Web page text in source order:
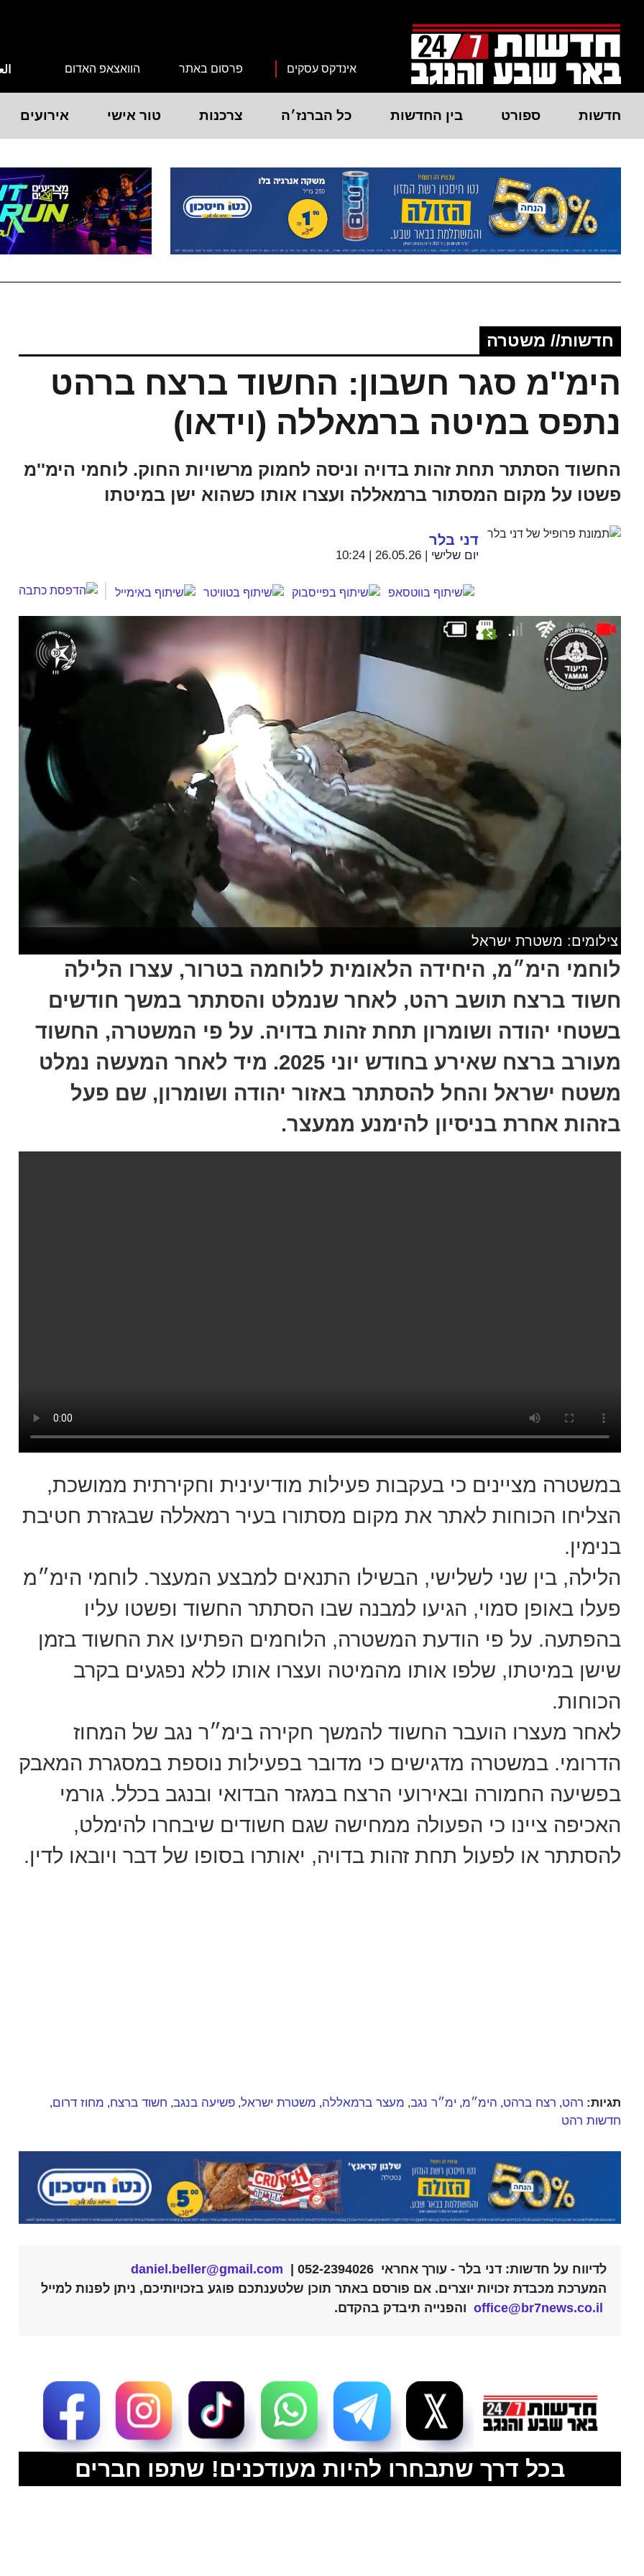
אינדקס עסקים פרסום באתר הוואצאפ האדום
חדשות ספורט בין החדשות כל הברנז׳ה צרכנות טור אישי אירועים
חדשות// משטרה
הימ''מ סגר חשבון: החשוד ברצח ברהט
נתפס במיטה ברמאללה (וידאו)
החשוד הסתתר תחת זהות בדויה וניסה לחמוק מרשויות החוק. לוחמי הימ''מ
פשטו על מקום המסתור ברמאללה ועצרו אותו כשהוא ישן במיטתו
דני בלר
יום שלישי | 26.05.26 | 10:24
צילומים: משטרת ישראל
לוחמי הימ״מ, היחידה הלאומית ללוחמה בטרור, עצרו הלילה
חשוד ברצח תושב רהט, לאחר שנמלט והסתתר במשך חודשים
בשטחי יהודה ושומרון תחת זהות בדויה. על פי המשטרה, החשוד
מעורב ברצח שאירע בחודש יוני 2025. מיד לאחר המעשה נמלט
משטח ישראל והחל להסתתר באזור יהודה ושומרון, שם פעל
בזהות אחרת בניסיון להימנע ממעצר.
במשטרה מציינים כי בעקבות פעילות מודיעינית וחקירתית ממושכת,
הצליחו הכוחות לאתר את מקום מסתורו בעיר רמאללה שבגזרת חטיבת
בנימין.
הלילה, בין שני לשלישי, הבשילו התנאים למבצע המעצר. לוחמי הימ״מ
פעלו באופן סמוי, הגיעו למבנה שבו הסתתר החשוד ופשטו עליו
בהפתעה. על פי הודעת המשטרה, הלוחמים הפתיעו את החשוד בזמן
שישן במיטתו, שלפו אותו מהמיטה ועצרו אותו ללא נפגעים בקרב
הכוחות.
לאחר מעצרו הועבר החשוד להמשך חקירה בימ״ר נגב של המחוז
הדרומי. במשטרה מדגישים כי מדובר בפעילות נוספת במסגרת המאבק
בפשיעה החמורה ובאירועי הרצח במגזר הבדואי ובנגב בכלל. גורמי
האכיפה ציינו כי הפעולה ממחישה שגם חשודים שיבחרו להימלט,
להסתתר או לפעול תחת זהות בדויה, יאותרו בסופו של דבר ויובאו לדין.
תגיות: רהט, רצח ברהט, הימ״מ, ימ״ר נגב, מעצר ברמאללה, משטרת ישראל, פשיעה בנגב, חשוד ברצח, מחוז דרום,
חדשות רהט
לדיווח על חדשות: דני בלר - עורך אחראי 052-2394026 |
daniel.beller@gmail.com
בכל דרך שתבחרו להיות מעודכנים! שתפו חברים